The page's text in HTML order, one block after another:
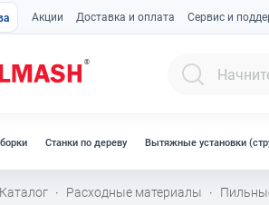
Акции Доставка и оплата Сервис и
Станки по дереву Вытяжные установки
Каталог · Расходные материалы ·